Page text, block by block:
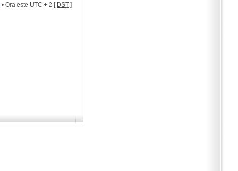
• Ora este UTC + 2 [ DST ]